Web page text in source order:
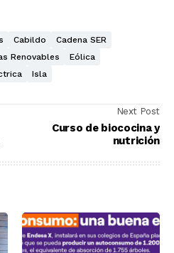
Cabildo
Cadena SER
Renovables
Eólica
Isla
Next Post
Curso de biococina y
nutrición